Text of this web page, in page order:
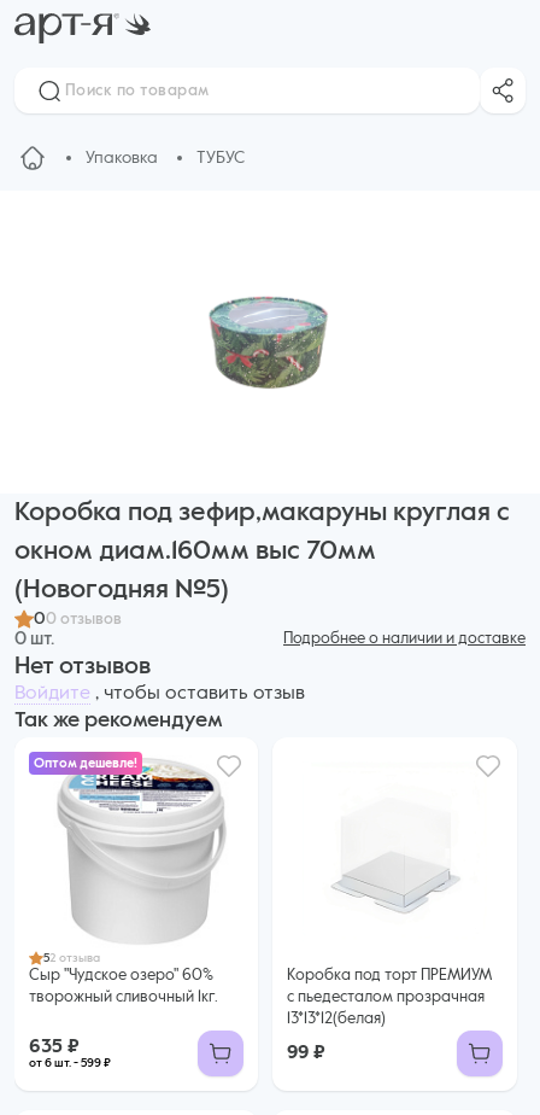
Упаковка ТУБУС
Коробка под зефир,макаруны круглая с
окном диам.160мм выс 70мм
(Новогодняя №5)
00 отзывов
0 шт. Подробнее о наличии и доставке
Нет отзывов
Войдите , чтобы оставить отзыв
Так же рекомендуем
Оптом дешевле!
52 отзыва
Сыр "Чудское озеро" 60%
творожный сливочный 1кг.
635 ₽
от 6 шт. - 599 ₽
635 ₽
599 ₽ за шт. при заказе от 6 шт.
Купить оптом
Коробка под торт ПРЕМИУМ
с пьедесталом прозрачная
13*13*12(белая)
99 ₽